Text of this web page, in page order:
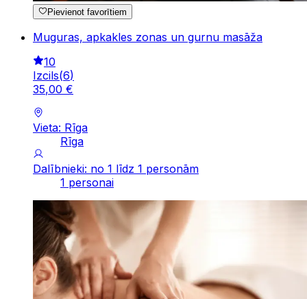
Pievienot favorītiem
Muguras, apkakles zonas un gurnu masāža
10
Izcils(6)
35,00 €
Vieta: Rīga
Rīga
Dalībnieki: no 1 līdz 1 personām
1 personai